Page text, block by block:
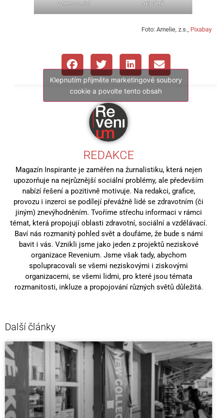
v nemocnici
tulipánů
Foto: Amelie, z.s., Pixabay
Klepnutím přijměte marketingové soubory
cookie a povolte tento obsah
REDAKCE
Magazín Inspirante je zaměřen na žurnalistiku, která nejen
upozorňuje na nejrůznější sociální problémy, ale především
nabízí řešení a pozitivně motivuje. Na redakci, grafice,
provozu i inzerci se podílejí převážně lidé se zdravotním (či
jiným) znevýhodněním. Tvoříme střechu informaci v rámci
témat, která propojují oblasti zdravotní, sociální a vzdělávací.
Baví nás rozmanitý pohled svět a doufáme, že bude s námi
bavit i vás. Vznikli jsme jako jeden z projektů neziskové
organizace Revenium. Jsme však tady, abychom
spolupracovali se všemi neziskovými i ziskovými
organizacemi, se všemi lidmi, pro které jsou témata
rozmanitosti, inkluze a propojování různých světů důležitá.
Další články